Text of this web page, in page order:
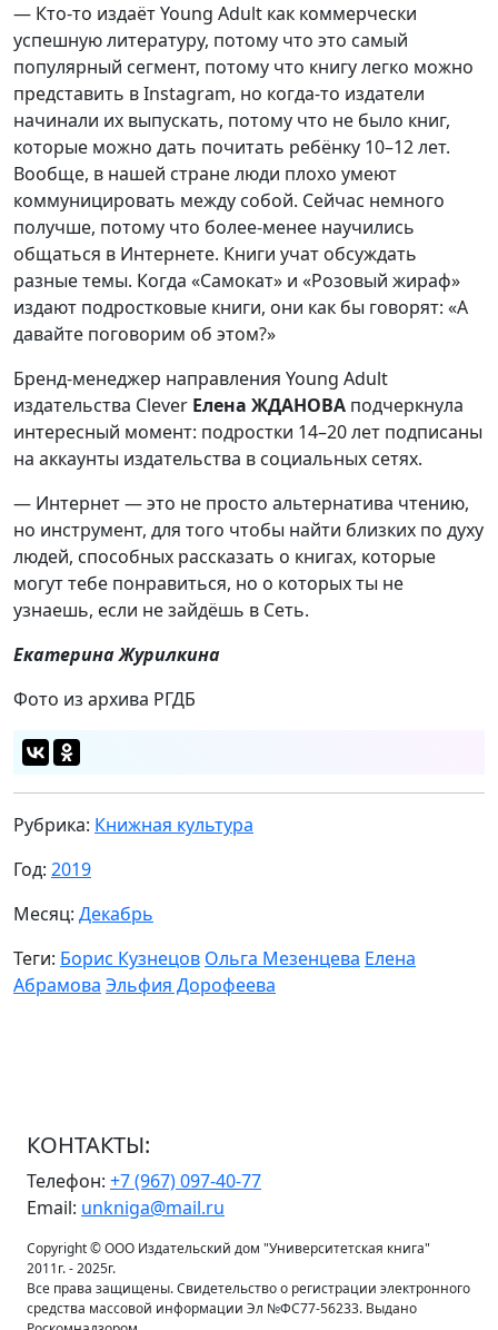
— Кто-то издаёт Young Adult как коммерчески
успешную литературу, потому что это самый
популярный сегмент, потому что книгу легко можно
представить в Instagram, но когда-то издатели
начинали их выпускать, потому что не было книг,
которые можно дать почитать ребёнку 10–12 лет.
Вообще, в нашей стране люди плохо умеют
коммуницировать между собой. Сейчас немного
получше, потому что более-менее научились
общаться в Интернете. Книги учат обсуждать
разные темы. Когда «Самокат» и «Розовый жираф»
издают подростковые книги, они как бы говорят: «А
давайте поговорим об этом?»
Бренд-менеджер направления Young Adult
издательства Clever Елена ЖДАНОВА подчеркнула
интересный момент: подростки 14–20 лет подписаны
на аккаунты издательства в социальных сетях.
— Интернет — это не просто альтернатива чтению,
но инструмент, для того чтобы найти близких по духу
людей, способных рассказать о книгах, которые
могут тебе понравиться, но о которых ты не
узнаешь, если не зайдёшь в Сеть.
Екатерина Журилкина
Фото из архива РГДБ
Рубрика: Книжная культура
Год: 2019
Месяц: Декабрь
Теги: Борис Кузнецов Ольга Мезенцева Елена
Абрамова Эльфия Дорофеева
КОНТАКТЫ:
Телефон: +7 (967) 097-40-77
Email: unkniga@mail.ru
Copyright © ООО Издательский дом "Университетская книга"
2011г. - 2025г.
Все права защищены. Свидетельство о регистрации электронного
средства массовой информации Эл №ФС77-56233. Выдано